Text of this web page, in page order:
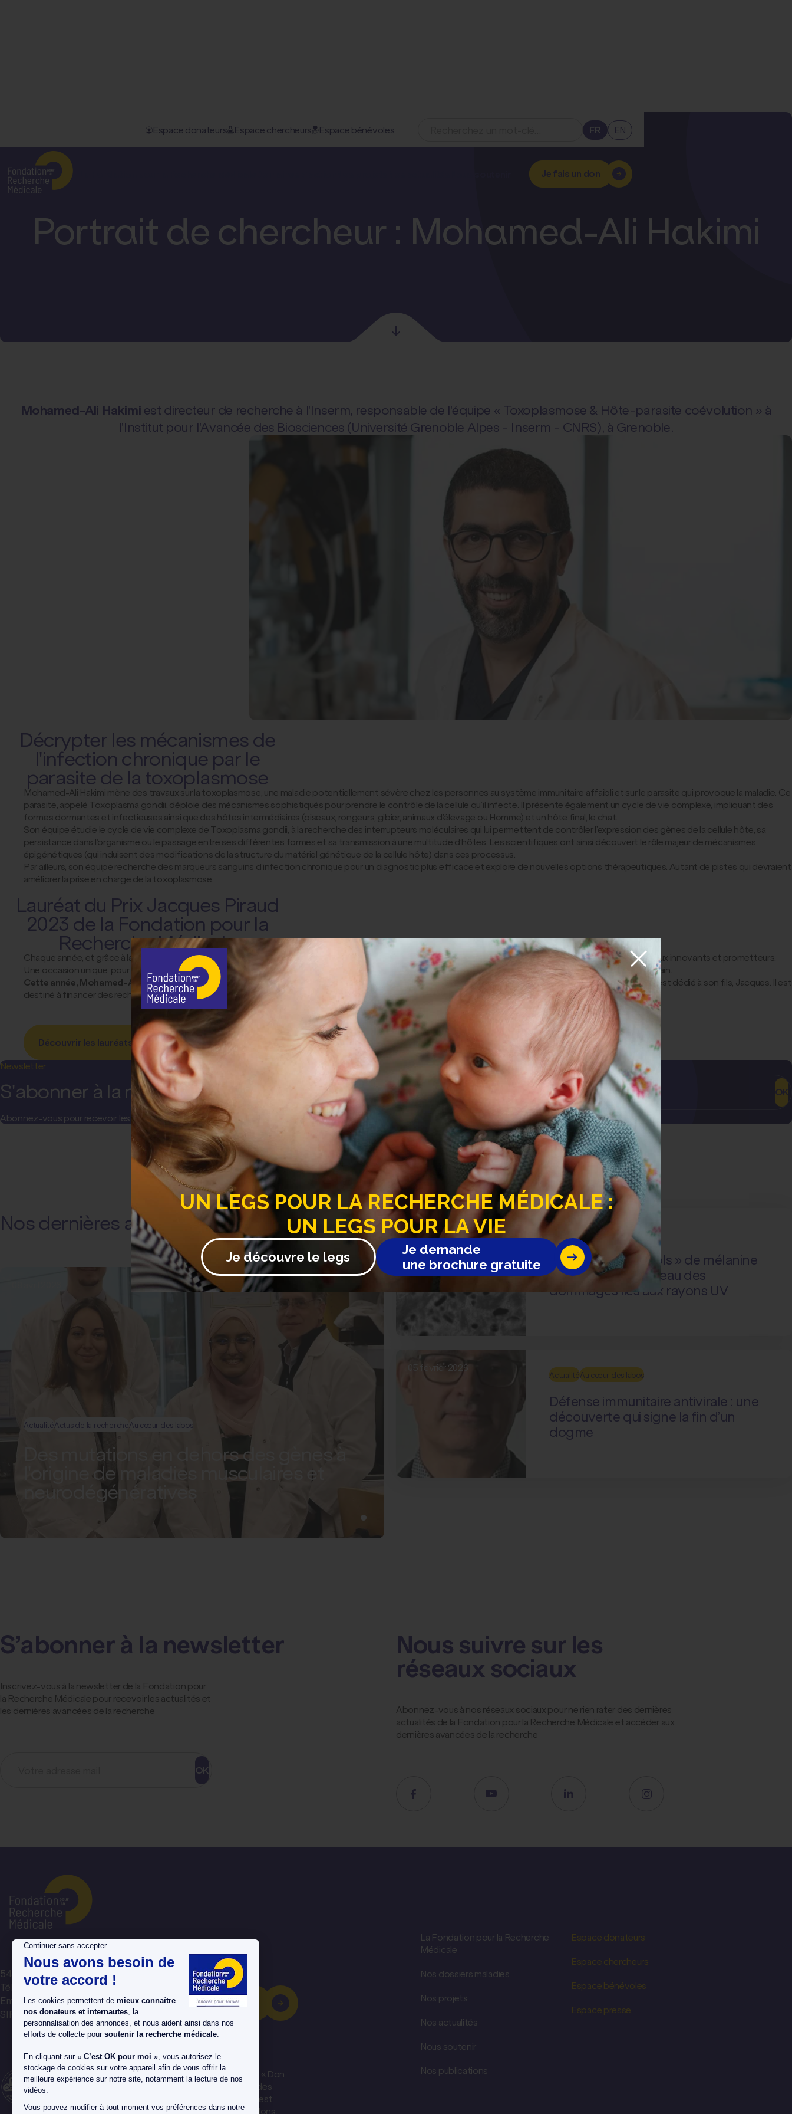
Espace donateurs Espace chercheurs Espace bénévoles FR EN
Je fais un don
Portrait de chercheur : Mohame...
Portrait de chercheur : Mohamed-Ali Hakimi
Mohamed-Ali Hakimi est directeur de recherche à l'Inserm, responsable de l'équipe « Toxoplasmose & Hôte-parasite coévolution » à
l'Institut pour l'Avancée des Biosciences (Université Grenoble Alpes - Inserm - CNRS), à Grenoble.
Décrypter les mécanismes de
l'infection chronique par le
parasite de la toxoplasmose
Mohamed-Ali Hakimi mène des travaux sur la toxoplasmose, une maladie potentiellement sévère chez les personnes au système immunitaire affaibli et sur le parasite qui provoque la maladie. Ce
parasite, appelé Toxoplasma gondii, déploie des mécanismes sophistiqués pour prendre le contrôle de la cellule qu’il infecte. Il présente également un cycle de vie complexe, impliquant des
formes dormantes et infectieuses ainsi que des hôtes intermédiaires (oiseaux, rongeurs, gibier, animaux d’élevage ou Homme) et un hôte final, le chat.
Son équipe étudie le cycle de vie complexe de Toxoplasma gondii, à la recherche des interrupteurs moléculaires qui lui permettent de contrôler l’expression des gènes de la cellule hôte, sa
persistance dans l’organisme ou le passage entre ses différentes formes et sa transmission à une multitude d’hôtes. Les scientifiques ont ainsi découvert le rôle majeur de mécanismes
épigénétiques (qui induisent des modifications de la structure du matériel génétique de la cellule hôte) dans ces processus.
Par ailleurs, son équipe recherche des marqueurs sanguins d’infection chronique pour un diagnostic plus efficace et explore de nouvelles options thérapeutiques. Autant de pistes qui devraient
améliorer la prise en charge de la toxoplasmose.
Lauréat du Prix Jacques Piraud
2023 de la Fondation pour la
Recherche Médicale
Chaque année, et grâce à la générosité de donateurs, la Fondation pour la Recherche Médicale distingue des chercheurs d'exception reconnus pour leurs travaux innovants et prometteurs.
Une occasion unique, pour la FRM, de mettre en lumière des scientifiques d'exception qui, en vouant leur vie à la recherche, ouvrent la voie aux thérapies de demain.
Cette année, Mohamed-Ali Hakimi est lauréat du Prix Jacques Piraud 2023.
Ce Prix, d'un montant de 15 000 €, provient d'une donation de Marcel Piraud et est dédié à son fils, Jacques. Il est
destiné à financer des recherches sur les maladies infectieuses.
Découvrir les lauréats 2023 des Prix de la FRM
Newsletter
S'abonner à la newsletter
Abonnez-vous pour recevoir les actualités et communications de la FRM, les projets et découvertes sur toutes les maladies…
OK
Nos dernières actualités
Des mutations en dehors des gènes à
l'origine de maladies musculaires et
neurodégénératives
ActualitéActus de la rechercheAu cœur des labos
Des petits « parasols » de mélanine
pour protéger la peau des
dommages liés aux rayons UV
Au cœur des labos
10 mars 2026
Défense immunitaire antivirale : une
découverte qui signe la fin d’un
dogme
ActualitéAu cœur des labos
05 février 2026
S’abonner à la newsletter
Inscrivez-vous à la newsletter de la Fondation pour
la Recherche Médicale pour recevoir les actualités et
les dernières avancées de la recherche
OK
Nous suivre sur les
réseaux sociaux
Abonnez-vous à nos réseaux sociaux pour ne rien rater des dernières
actualités de la Fondation pour la Recherche Médicale et accéder aux
dernières avancées de la recherche
54 rue de Varenne, 75007 Paris
Tél : 01 44 39 75 75
Email : avotreecoute@frm.org
SIREN : 784 314 064
Nous contacter par mail
La Fondation pour la Recherche Médicale est labellisée « Don
en Confiance » depuis 1990, un organisme de contrôle des
associations et fondations faisant appel aux dons. Elle est
reconnue d'Utilité Publique, et habilitée à recevoir des dons,
La Fondation pour la Recherche
Médicale
Nos dossiers maladies
Nos projets
Nos actualités
Nous soutenir
Nos publications
Espace donateurs
Espace chercheurs
Espace bénévoles
Espace presse
UN LEGSPOUR LA RECHERCHE MÉDICALE :
UN LEGS POUR LA VIE
Je découvre le legs
Je demande
une brochure gratuite